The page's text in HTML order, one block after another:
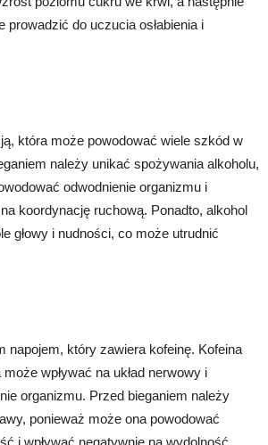
prowadzić do uczucia osłabienia i
która może powodować wiele szkód w
należy unikać spożywania alkoholu,
odwodnienie organizmu i
koordynację ruchową. Ponadto, alkohol
głowy i nudności, co może utrudnić
napojem, który zawiera kofeinę. Kofeina
wpływać na układ nerwowy i
organizmu. Przed bieganiem należy
ponieważ może ona powodować